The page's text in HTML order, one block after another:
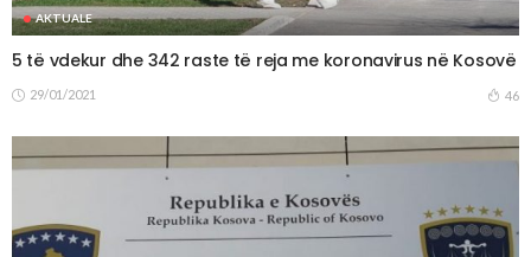
AKTUALE
5 të vdekur dhe 342 raste të reja me koronavirus në Kosovë
29/01/2021 46